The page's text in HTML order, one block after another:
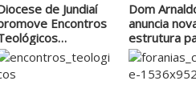
de Jundiaí
Encontros
Dom
anuncia
estrutura
para a…